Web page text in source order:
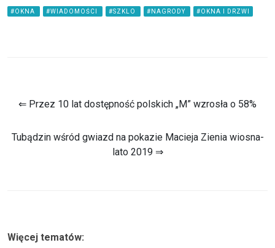
#OKNA #WIADOMOŚCI #SZKLO #NAGRODY #OKNA I DRZWI
⇐ Przez 10 lat dostępność polskich „M” wzrosła o 58%
Tubądzin wśród gwiazd na pokazie Macieja Zienia wiosna-
lato 2019 ⇒
Więcej tematów: